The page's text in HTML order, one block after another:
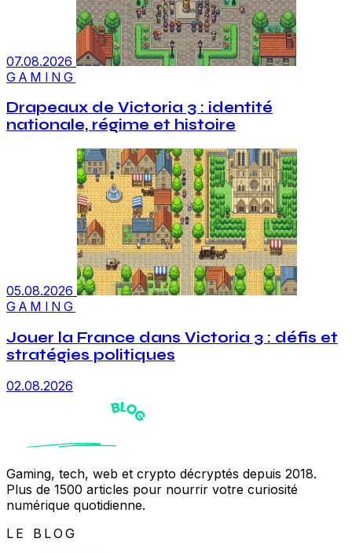
07.08.2026
GAMING
Drapeaux de Victoria 3 : identité
nationale, régime et histoire
05.08.2026
GAMING
Jouer la France dans Victoria 3 : défis et
stratégies politiques
02.08.2026
Gaming, tech, web et crypto décryptés depuis 2018.
Plus de 1500 articles pour nourrir votre curiosité
numérique quotidienne.
LE BLOG